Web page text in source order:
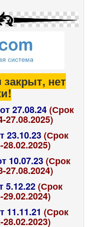
нет
27.08.24(Срок
27.08.2025)
23.10.23(Срок
10.07.23(Срок
27.08.2024)
(Срок
(Срок